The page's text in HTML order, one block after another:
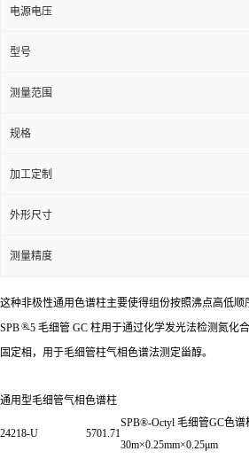
电源电压
型号
测量范围
规格
加工定制
外形尺寸
测量精度
这种非极性通用色谱柱主要使得组份按照沸点高低
SPB®-5 毛细管 GC 柱用于通过化学发光法检测氮化
固定相，用于毛细管柱气相色谱法测定甾醇。
通用型毛细管气相色谱柱
24218-U 5701.71
SPB®-Octyl 毛细管GC色谱
30m×0.25mm×0.25μm